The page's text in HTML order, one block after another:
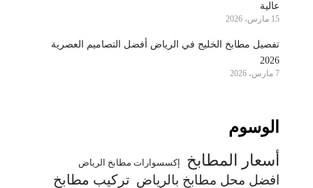
عالية
15 مارس، 2026
تفصيل مطابخ الخليج في الرياض أفضل التصاميم العصرية
2026
7 مارس، 2026
الوسوم
أسعار المطابخ إكسسوارات مطابخ الرياض
افضل محل مطابخ بالرياض تركيب مطابخ